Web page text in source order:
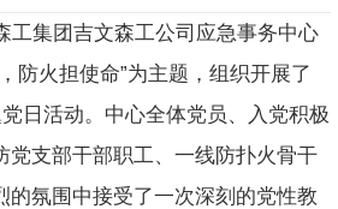
工集团吉文森工公司应急事务中心
防火担使命”为主题，组织开展了
日活动。中心全体党员、入党积极
党支部干部职工、一线防扑火骨干
的氛围中接受了一次深刻的党性教